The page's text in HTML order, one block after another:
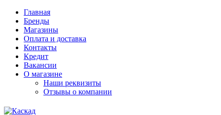
Главная
Бренды
Магазины
Оплата и доставка
Контакты
Кредит
Вакансии
О магазине
Наши реквизиты
Отзывы о компании